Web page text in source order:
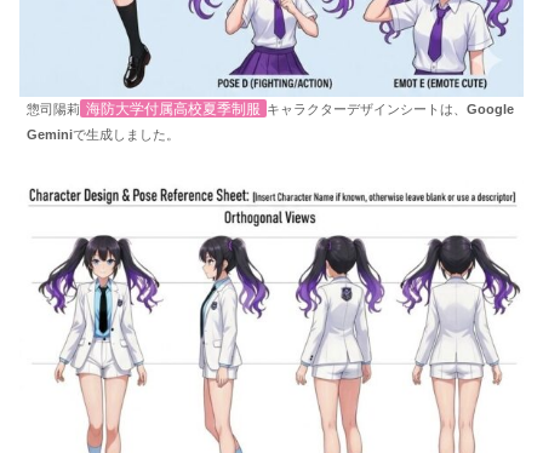
惣司陽莉 海防大学付属高校夏季制服 キャラクターデザインシートは、 Google
Geminiで生成しました。